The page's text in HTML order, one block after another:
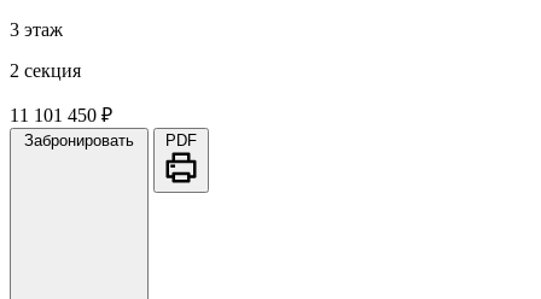
3 этаж
2 секция
11 101 450 ₽
Забронировать PDF